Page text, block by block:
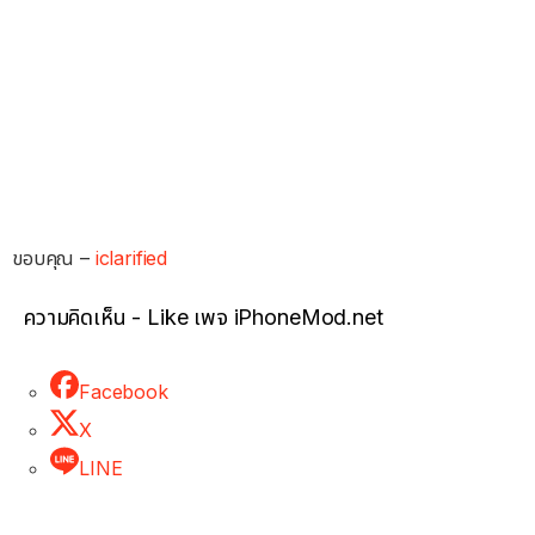
ขอบคุณ – iclarified
ความคิดเห็น - Like เพจ iPhoneMod.net
Facebook
X
LINE